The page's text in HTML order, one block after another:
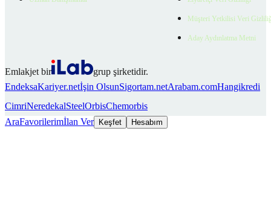
Müşteri Yetkilisi Veri
Aday Aydınlatma Metni
Emlakjet bir
grup şirketidir.
EndeksaKariyer.netİşin OlsunSigortam.netArabam.comHangikredi
CimriNeredekalSteelOrbisChemorbis
AraFavorilerimİlan Ver Keşfet Hesabım